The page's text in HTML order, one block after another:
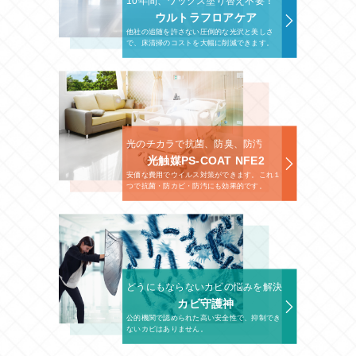
ウルトラフロアケア
他社の追随を許さない圧倒的な光沢と美しさ
で、床清掃のコストを大幅に削減できます。
光のチカラで抗菌、防臭、防汚
光触媒PS-COAT NFE2
安価な費用でウイルス対策ができます。これ１
つで抗菌・防カビ・防汚にも効果的です。
どうにもならないカビの悩みを解決
カビ守護神
公的機関で認められた高い安全性で、抑制でき
ないカビはありません。